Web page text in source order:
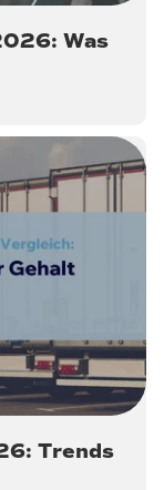
Was
Trends